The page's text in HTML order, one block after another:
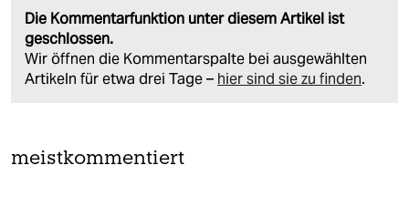
Die Kommentarfunktion unter diesem Artikel ist
geschlossen.
Wir öffnen die Kommentarspalte bei ausgewählten
Artikeln für etwa drei Tage – hier sind sie zu finden.
meistkommentiert